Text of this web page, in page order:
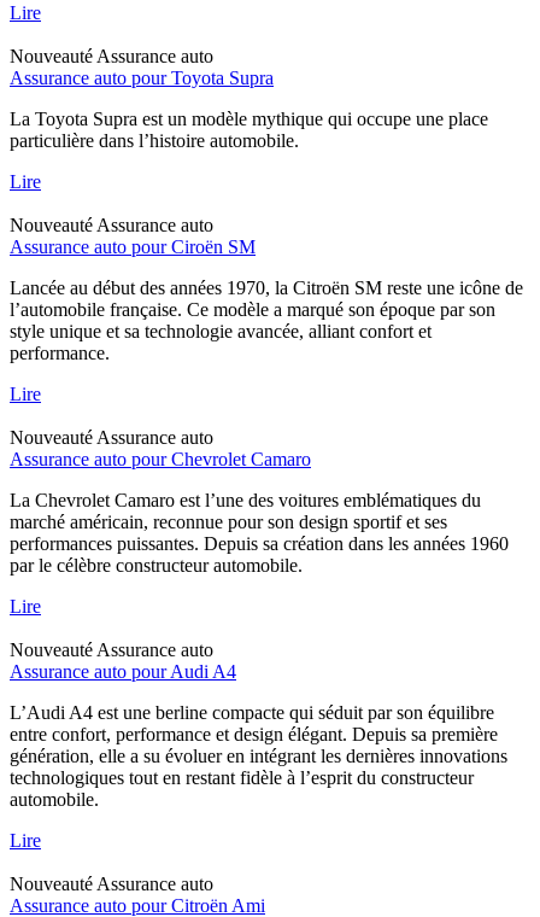
Lire
Nouveauté Assurance auto
Assurance auto pour Toyota Supra
La Toyota Supra est un modèle mythique qui occupe une place
particulière dans l’histoire automobile.
Lire
Nouveauté Assurance auto
Assurance auto pour Ciroën SM
Lancée au début des années 1970, la Citroën SM reste une icône de
l’automobile française. Ce modèle a marqué son époque par son
style unique et sa technologie avancée, alliant confort et
performance.
Lire
Nouveauté Assurance auto
Assurance auto pour Chevrolet Camaro
La Chevrolet Camaro est l’une des voitures emblématiques du
marché américain, reconnue pour son design sportif et ses
performances puissantes. Depuis sa création dans les années 1960
par le célèbre constructeur automobile.
Lire
Nouveauté Assurance auto
Assurance auto pour Audi A4
L’Audi A4 est une berline compacte qui séduit par son équilibre
entre confort, performance et design élégant. Depuis sa première
génération, elle a su évoluer en intégrant les dernières innovations
technologiques tout en restant fidèle à l’esprit du constructeur
automobile.
Lire
Nouveauté Assurance auto
Assurance auto pour Citroën Ami